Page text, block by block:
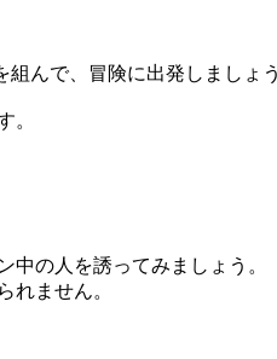
組んで、冒険に出発しましょ
。
の人を誘ってみましょう。
れません。